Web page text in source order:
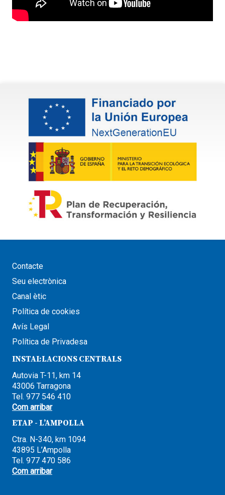
Contacte
Seu electrònica
Canal ètic
Política de cookies
Avís Legal
Política de Privadesa
INSTAL·LACIONS CENTRALS
Autovia T-11, km 14
43006 Tarragona
Tel. 977 546 410
Com arribar
ETAP - L’AMPOLLA
Ctra. N-340, km 1094
43895 L’Ampolla
Tel. 977 470 586
Com arribar